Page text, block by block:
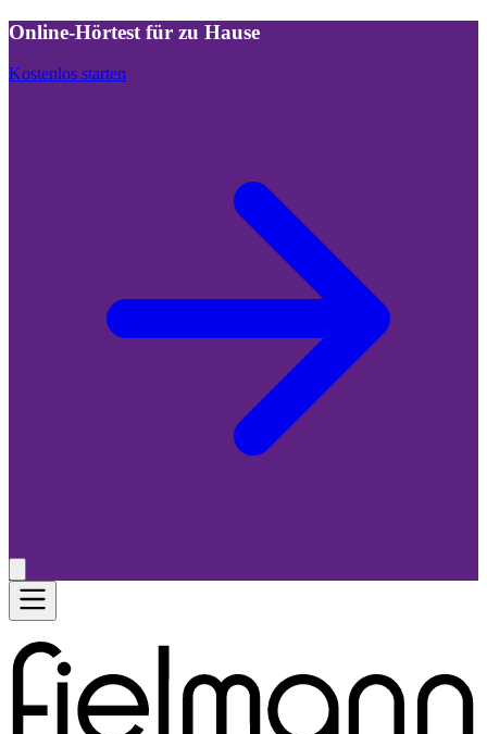
Online-Hörtest für zu Hause
Kostenlos starten